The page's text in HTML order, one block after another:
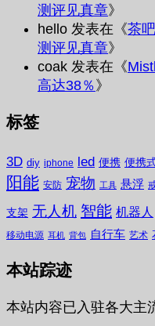
测评见真章》
hello 发表在《茶
测评见真章》
coak 发表在《
高达38％》
标签
3D diy iphone led 便携 便携
阳能 安防 宠物 工具 悬浮
支架 无人机 智能 机器人
移动电源 耳机 背包 自行车 艺术
本站踪迹
本站内容已入驻各大主